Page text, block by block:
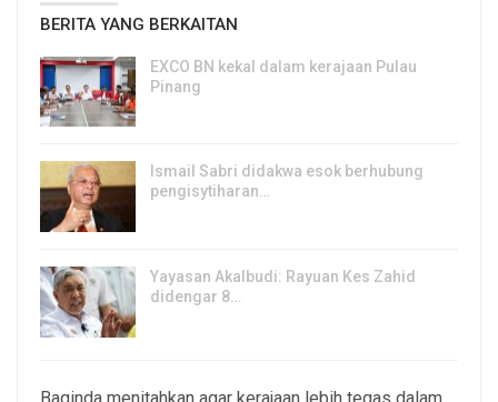
BERITA YANG BERKAITAN
EXCO BN kekal dalam kerajaan Pulau
Pinang
Ismail Sabri didakwa esok berhubung
pengisytiharan…
Yayasan Akalbudi: Rayuan Kes Zahid
didengar 8…